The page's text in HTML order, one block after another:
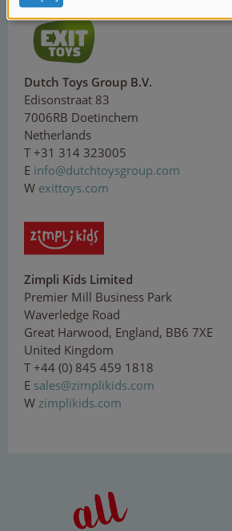
Dutch Toys Group B.V.
Edisonstraat 83
7006RB Doetinchem
Netherlands
T +31 314 323005
E info@dutchtoysgroup.com
W exittoys.com
Zimpli Kids Limited
Premier Mill Business Park
Waverledge Road
Great Harwood, England, BB6 7XE
United Kingdom
T +44 (0) 845 459 1818
E sales@zimplikids.com
W zimplikids.com